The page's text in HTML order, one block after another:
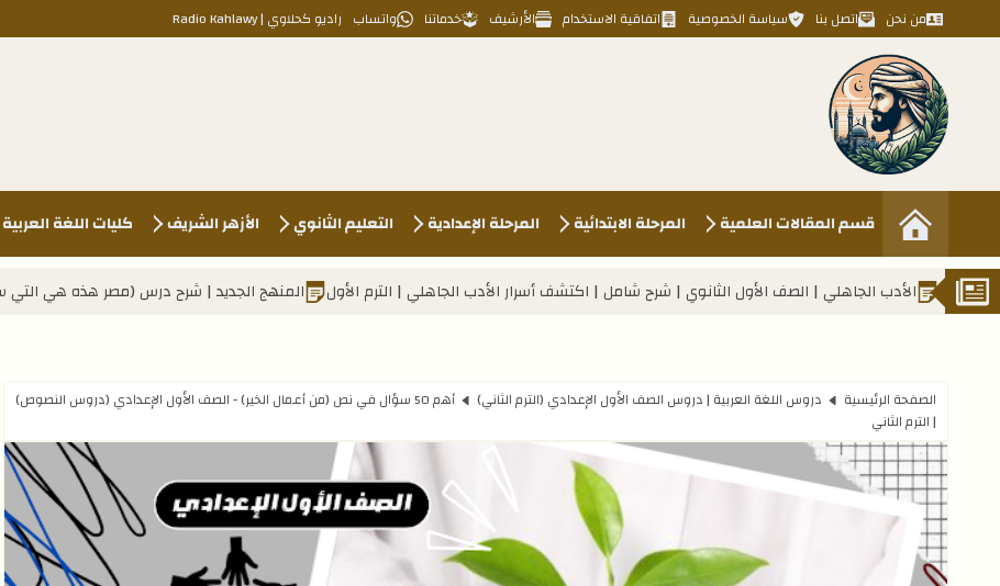
من نحن اتصل بنا سياسة الخصوصية اتفاقية الاستخدام الأرشيف خدماتنا واتساب راديو كحلاوي | Radio Kahlawy
Kahlawy Hassan
قسم المقالات العلمية المرحلة الابتدائية المرحلة الإعدادية التعليم الثانوي الأزهر الشريف كليات اللغة
| الصف الأول الثانوي | شرح شامل | اكتشف أسرار الأدب الجاهلي | الترم الأول المنهج الجديد | شرح درس (مصر هذه هي التي ستبقى) - للصف الأول
الصفحة الرئيسية دروس اللغة العربية | دروس الصف الأول الإعدادي (الترم الثاني)
أهم 50 سؤال في نص (من أعمال الخير) - الصف الأول الإعدادي (دروس النصوص)
| الترم الثاني